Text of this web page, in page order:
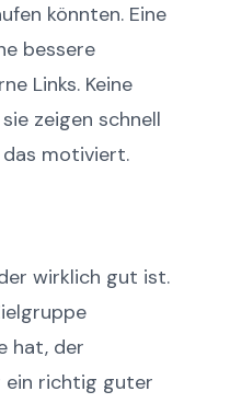
könnten. Eine
bessere
Links. Keine
zeigen schnell
das motiviert.
wirklich gut ist.
hat, der
ein richtig guter